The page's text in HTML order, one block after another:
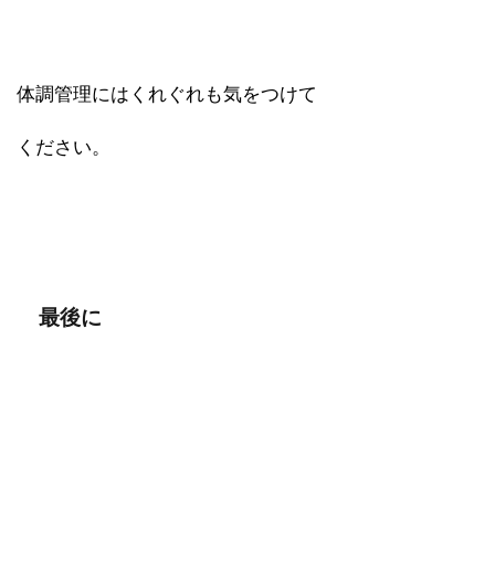
体調管理にはくれぐれも気をつけて
ください。
最後に